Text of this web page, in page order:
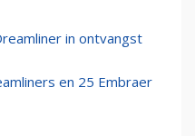
in ontvangst
en 25 Embraer